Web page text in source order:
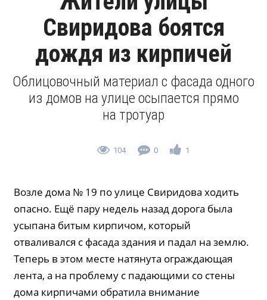
Свиридова боятся
дождя из кирпичей
Облицовочный материал с фасада одного
из домов на улице осыпается прямо
на тротуар
104 0 1
Возле дома № 19 по улице Свиридова ходить
опасно. Ещё пару недель назад дорога была
усыпана битым кирпичом, который
отваливался с фасада здания и падал на землю.
Теперь в этом месте натянута ограждающая
лента, а на проблему с падающими со стены
дома кирпичами обратила внимание